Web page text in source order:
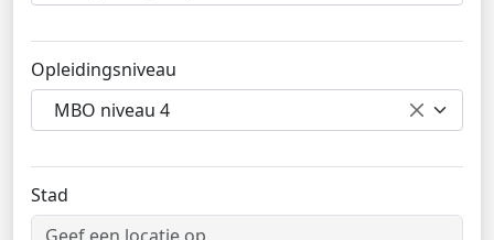
Opleidingsniveau
MBO niveau 4
Stad